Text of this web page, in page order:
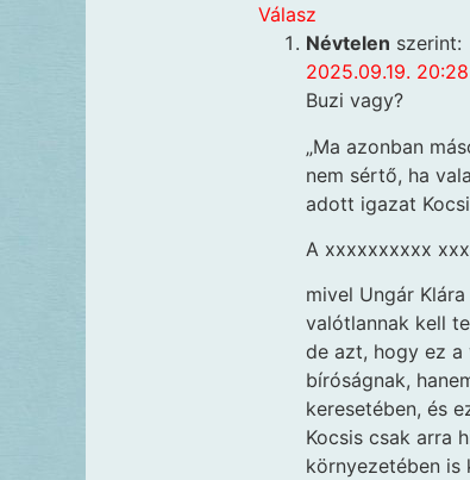
Válasz
Névtelen szerint:
2025.09.19. 20:28
Buzi vagy?
„Ma azonban
nem sértő, ha
adott igazat
A xxxxxxxxxx
mivel Ungár
valótlannak kell
de azt, hogy ez a
bíróságnak,
keresetében, és
Kocsis csak arra
környezetében is